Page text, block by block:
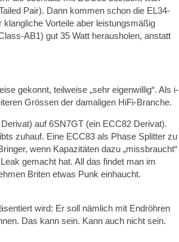
Pair). Dann kommen schon die EL34-
Vorteile aber leistungsmäßig
AB1) gut 35 Watt herausholen, anstatt
gekonnt, teilweise „sehr eigenwillig“. Als i-
Grössen der damaligen HiFi-Branche.
auf 6SN7GT (ein ECC82 Derivat).
zuhauf. Eine ECC83 als Phase Splitter zu
wenn Kapazitäten dazu „missbraucht“
gemacht hat. All das findet man im
Briten etwas Punk einhaucht.
wird: Er soll nämlich mit Endröhren
Das kann sein. Kann auch nicht sein.